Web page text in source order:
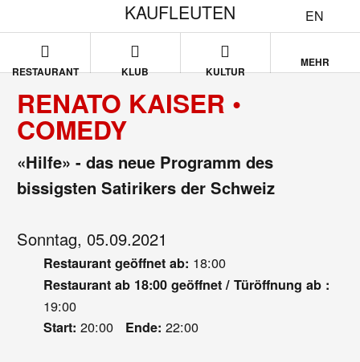
EN
KAUFLEUTEN
RESTAURANT KLUB KULTUR
MEHR
RENATO KAISER •
COMEDY
«Hilfe» - das neue Programm des
bissigsten Satirikers der Schweiz
Sonntag, 05.09.2021
Restaurant geöffnet ab: 18:00
Restaurant ab 18:00 geöffnet / Türöffnung ab :
19:00
Start: 20:00 Ende: 22:00